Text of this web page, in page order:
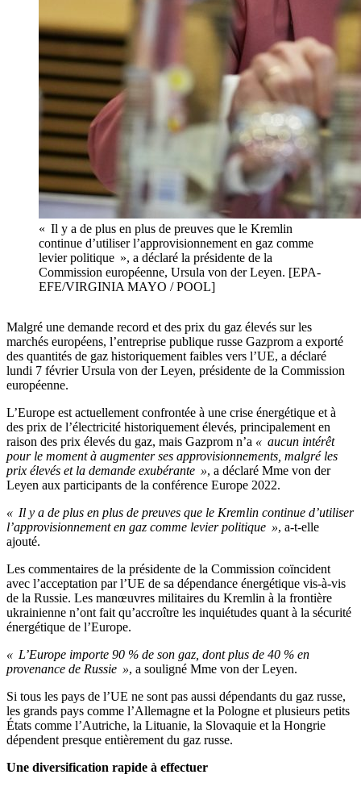
« Il y a de plus en plus de preuves que le Kremlin
continue d’utiliser l’approvisionnement en gaz comme
levier politique », a déclaré la présidente de la
Commission européenne, Ursula von der Leyen. [EPA-
EFE/VIRGINIA MAYO / POOL]
Malgré une demande record et des prix du gaz élevés sur les
marchés européens, l’entreprise publique russe Gazprom a exporté
des quantités de gaz historiquement faibles vers l’UE, a déclaré
lundi 7 février Ursula von der Leyen, présidente de la Commission
européenne.
L’Europe est actuellement confrontée à une crise énergétique et à
des prix de l’électricité historiquement élevés, principalement en
raison des prix élevés du gaz, mais Gazprom n’a « aucun intérêt
pour le moment à augmenter ses approvisionnements, malgré les
prix élevés et la demande exubérante », a déclaré Mme von der
Leyen aux participants de la conférence Europe 2022.
« Il y a de plus en plus de preuves que le Kremlin continue d’utiliser
l’approvisionnement en gaz comme levier politique », a-t-elle
ajouté.
Les commentaires de la présidente de la Commission coïncident
avec l’acceptation par l’UE de sa dépendance énergétique vis-à-vis
de la Russie. Les manœuvres militaires du Kremlin à la frontière
ukrainienne n’ont fait qu’accroître les inquiétudes quant à la sécurité
énergétique de l’Europe.
« L’Europe importe 90 % de son gaz, dont plus de 40 % en
provenance de Russie », a souligné Mme von der Leyen.
Si tous les pays de l’UE ne sont pas aussi dépendants du gaz russe,
les grands pays comme l’Allemagne et la Pologne et plusieurs petits
États comme l’Autriche, la Lituanie, la Slovaquie et la Hongrie
dépendent presque entièrement du gaz russe.
Une diversification rapide à effectuer